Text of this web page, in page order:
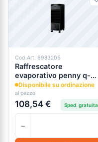
Cod.Art. 6983205
Raffrescatore
evaporativo penny q-
black
Disponibile su ordinazione
al pezzo
108,54 € Sped. gratuita
−